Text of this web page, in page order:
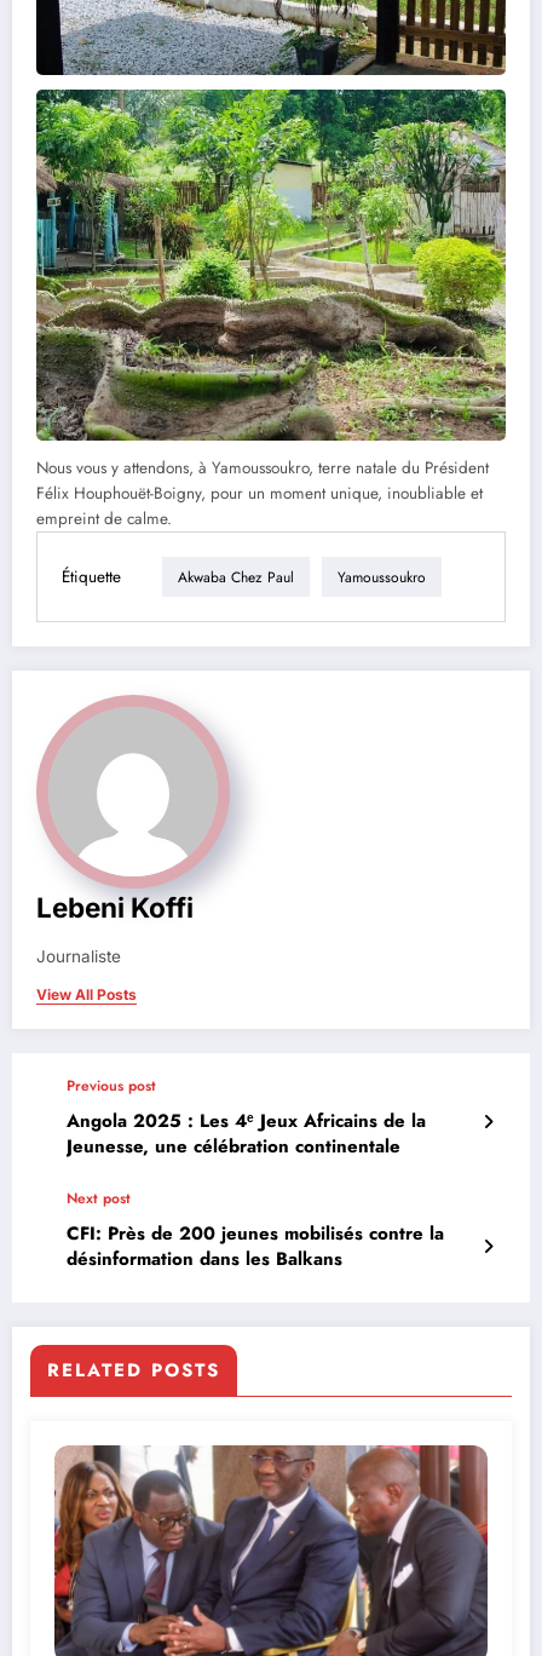
Nous vous y attendons, à Yamoussoukro, terre natale du Président
Félix Houphouët-Boigny, pour un moment unique, inoubliable et
empreint de calme.
Étiquette Akwaba Chez Paul Yamoussoukro
Lebeni Koffi
Journaliste
View All Posts
Previous post
Angola 2025 : Les 4ᵉ Jeux Africains de la
Jeunesse, une célébration continentale
Next post
CFI: Près de 200 jeunes mobilisés contre la
désinformation dans les Balkans
RELATED POSTS